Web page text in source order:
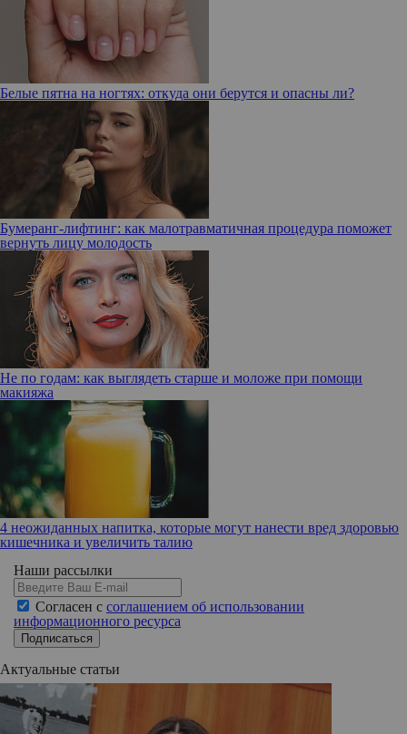
Белые пятна на ногтях: откуда они берутся и опасны ли?
Бумеранг-лифтинг: как малотравматичная процедура поможет
вернуть лицу молодость
Не по годам: как выглядеть старше и моложе при помощи
макияжа
4 неожиданных напитка, которые могут нанести вред здоровью
кишечника и увеличить талию
Наши рассылки
Согласен с соглашением об использовании
информационного ресурса
Подписаться
Актуальные статьи